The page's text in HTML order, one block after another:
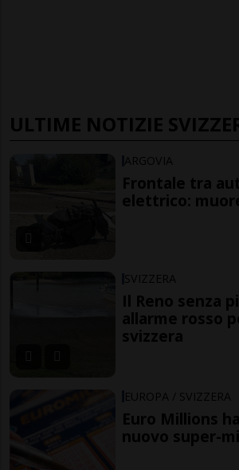
ULTIME NOTIZIE
ARGOVIA
Frontale tra
elettrico:
SVIZZERA
Il Reno senza
allarme rosso
svizzera
EUROPA / SVIZZERA
Euro Millions
nuovo super-